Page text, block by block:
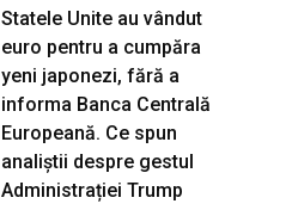
Statele Unite au vândut
euro pentru a cumpăra
yeni japonezi, fără a
informa Banca Centrală
Europeană. Ce spun
analiștii despre gestul
Administrației Trump